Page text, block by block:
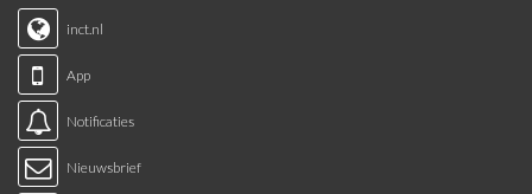
inct.nl
App
Notificaties
Nieuwsbrief